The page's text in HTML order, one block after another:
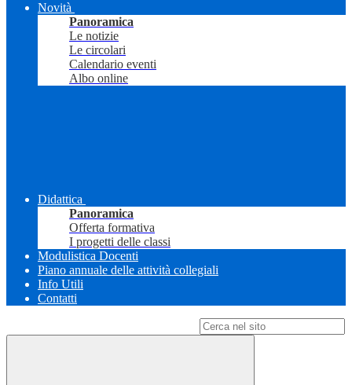
Novità
Panoramica
Le notizie
Le circolari
Calendario eventi
Albo online
Didattica
Panoramica
Offerta formativa
I progetti delle classi
Modulistica Docenti
Piano annuale delle attività collegiali
Info Utili
Contatti